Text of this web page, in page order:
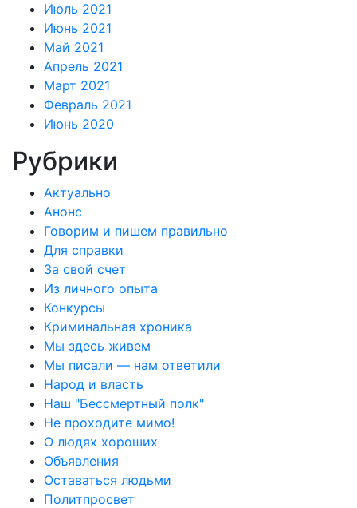
Июль 2021
Июнь 2021
Май 2021
Апрель 2021
Март 2021
Февраль 2021
Июнь 2020
Рубрики
Актуально
Анонс
Говорим и пишем правильно
Для справки
За свой счет
Из личного опыта
Конкурсы
Криминальная хроника
Мы здесь живем
Мы писали — нам ответили
Народ и власть
Наш "Бессмертный полк"
Не проходите мимо!
О людях хороших
Объявления
Оставаться людьми
Политпросвет